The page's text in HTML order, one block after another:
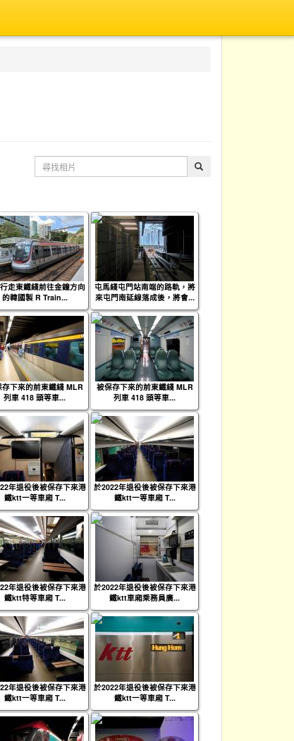
走東鐵綫前往金鐘方向
的韓國製 R Train...
屯馬綫屯門站南端的路軌，將
來屯門南延線落成後，將會...
存下來的前東鐵綫 MLR
列車 418 頭等車...
被保存下來的前東鐵綫 MLR
列車 418 頭等車...
年退役後被保存下來港
鐵ktt一等車廂 T...
於2022年退役後被保存下來港
鐵ktt一等車廂 T...
年退役後被保存下來港
鐵ktt特等車廂 T...
於2022年退役後被保存下來港
鐵ktt車廂乘務員廣...
年退役後被保存下來港
鐵ktt一等車廂 T...
於2022年退役後被保存下來港
鐵ktt一等車廂 T...